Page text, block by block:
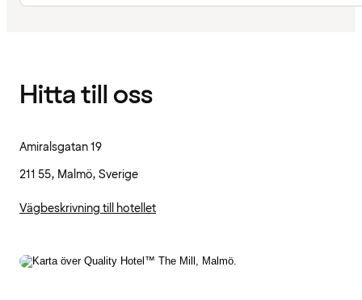
Hitta till oss
Amiralsgatan 19
211 55, Malmö, Sverige
Vägbeskrivning till hotellet